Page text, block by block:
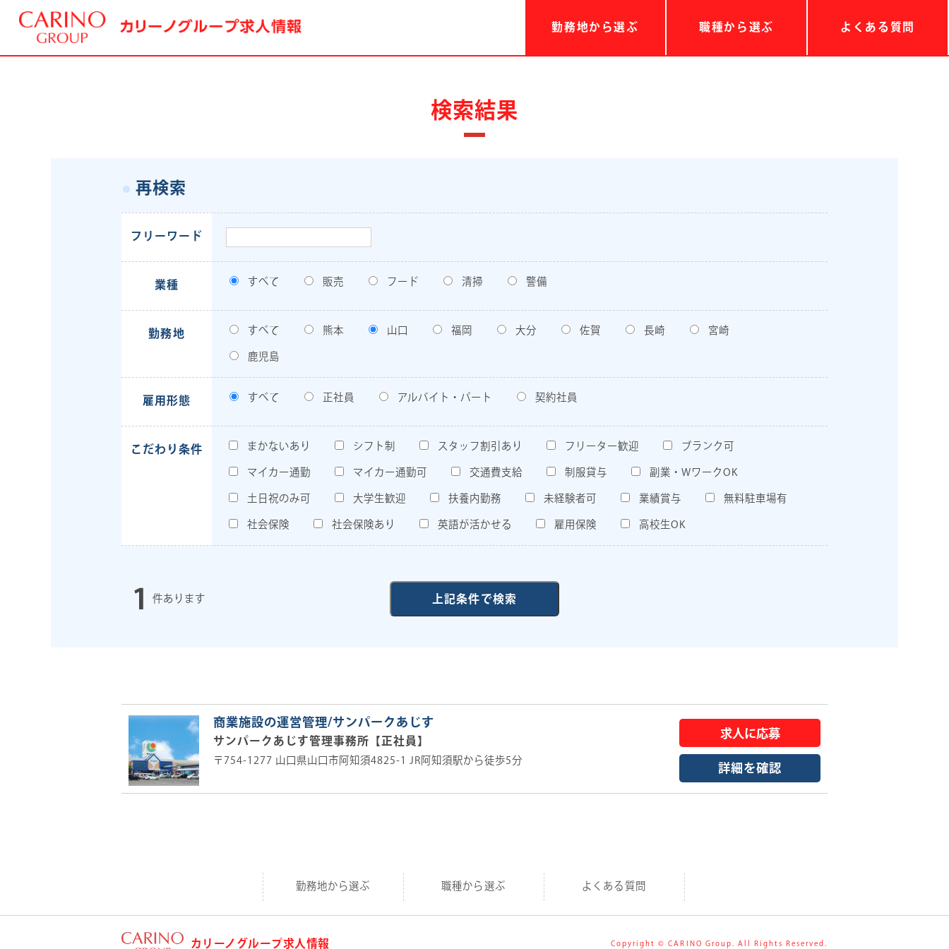
勤務地から選ぶ 職種から選ぶ よくある質問
検索結果
再検索
フリーワード
業種 すべて 販売 フード 清掃 警備
勤務地 すべて 熊本 山口 福岡 大分 佐賀 長崎
宮崎
鹿児島
雇用形態 すべて 正社員 アルバイト・パート 契約社員
こだわり条件 まかないあり シフト制 スタッフ割引あり フリーター歓迎
ブランク可
マイカー通勤
マイカー通勤可 交通費支給 制服貸与
副業・WワークOK
土日祝のみ可
大学生歓迎 扶養内勤務 未経験者可 業績賞与
無料駐車場有
社会保険
社会保険あり 英語が活かせる 雇用保険 高校生OK
1 件あります
商業施設の運営管理/サンパークあじす
サンパークあじす管理事務所【正社員】
〒754-1277 山口県山口市阿知須4825-1 JR阿知須駅から徒歩5分 詳細を確認
勤務地から選ぶ 職種から選ぶ よくある質問
カリーノグループ求人情報 Copyright© CARINO Group. All Rights Reserved.